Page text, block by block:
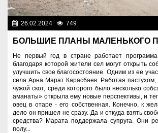
26.02.2024 749
БОЛЬШИЕ ПЛАНЫ МАЛЕНЬКОГО
Не первый год в стране работает
благодаря которой жители сел могут открыть
улучшить свое благосостояние. Одним из ее
села Арна Марат Карасбаев. Работая пастухом,
чужой скот, среди которого было несколько
аманаты» открыла ему новые перспективы, и
овец в отаре - его собственная. Конечно, к
дело он пришел не сразу. Да и откуда взять
средства? Марата поддержала супруга. Они
полу...